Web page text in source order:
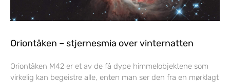
Oriontåken – stjernesmia over vinternatten
Oriontåken M42 er et av de få dype himmelobjektene som
virkelig kan begeistre alle, enten man ser den fra en mørklagt